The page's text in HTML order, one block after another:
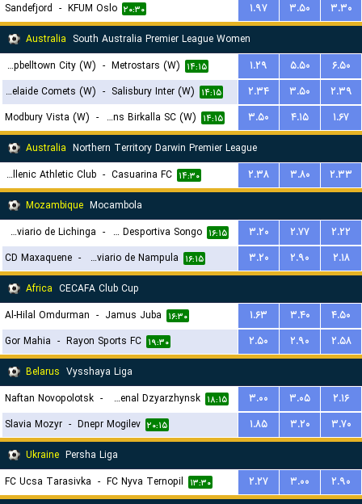
Sandefjord - KFUM Oslo ۲۰:۳۰ ۱.۹۷ ۳.۵۰
۳.۳۰
Australia South Australia Premier League Women
Campbelltown City (W)
- Metrostars (W) ۱۴:۱۵ ۱.۲۹ ۵.۵۰
۶.۵۰
Adelaide Comets (W)
- Salisbury Inter (W) ۱۴:۱۵ ۲.۳۴ ۳.۵۰
۲.۳۹
Modbury Vista (W) - West Torrens Birkalla SC (W) ۱۴:۱۵ ۳.۵۰ ۴.۱۵
۱.۶۷
Australia Northern Territory Darwin Premier League
Hellenic Athletic Club
- Casuarina FC ۱۴:۳۰ ۲.۳۸ ۳.۸۰
۲.۳۳
Mozambique Mocambola
Ferroviario de Lichinga
- Uniao Desportiva Songo ۱۶:۱۵ ۳.۲۰ ۲.۷۷
۲.۲۲
CD Maxaquene - Clube Ferroviario de Nampula ۱۶:۱۵ ۳.۲۰ ۲.۹۰
۲.۱۸
Africa CECAFA Club Cup
Al-Hilal Omdurman - Jamus Juba ۱۶:۳۰ ۱.۶۳ ۳.۴۰
۴.۵۰
Gor Mahia - Rayon Sports FC ۱۹:۳۰ ۲.۵۰ ۲.۹۰
۲.۵۸
Belarus Vysshaya Liga
Naftan Novopolotsk - Arsenal Dzyarzhynsk ۱۸:۱۵ ۳.۰۰ ۳.۰۵
۲.۱۶
Slavia Mozyr - Dnepr Mogilev ۲۰:۱۵ ۱.۸۵ ۳.۲۰
۳.۷۰
Ukraine Persha Liga
FC Ucsa Tarasivka - FC Nyva Ternopil ۱۳:۳۰ ۲.۲۷ ۳.۰۰
۲.۹۰